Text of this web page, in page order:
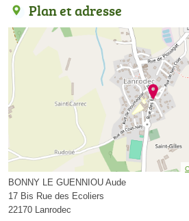
Plan et adresse
BONNY LE GUENNIOU Aude
17 Bis Rue des Ecoliers
22170 Lanrodec